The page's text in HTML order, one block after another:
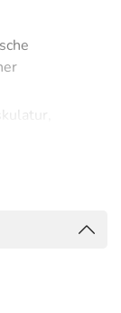
Glycin